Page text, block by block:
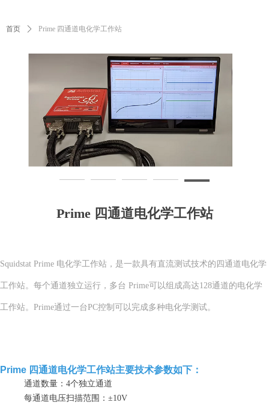
首页 ꄲ Prime 四通道电化学工作站
Prime 四通道电化学工作站
Squidstat Prime 电化学工作站，是一款具有直流测试技术的四通道电化学
工作站。每个通道独立运行，多台 Prime可以组成高达128通道的电化学
工作站。Prime通过一台PC控制可以完成多种电化学测试。
Prime 四通道电化学工作站主要技术参数如下：
通道数量：4个独立通道
每通道电压扫描范围：±10V